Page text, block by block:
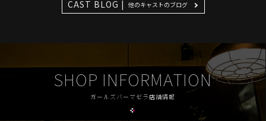
CAST BLOG | 他のキャストのブログ
SHOP INFORMATION
ガールズバーマゼラ店舗情報